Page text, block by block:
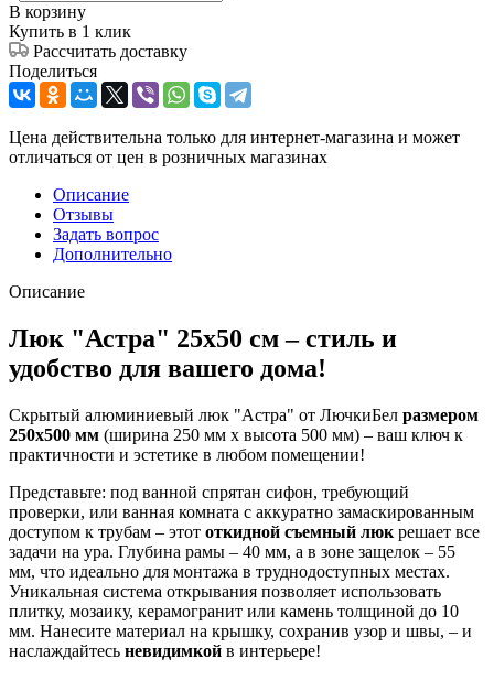
В корзину
Купить в 1 клик
Рассчитать доставку
Поделиться
Цена действительна только для интернет-магазина и может
отличаться от цен в розничных магазинах
Описание
Отзывы
Задать вопрос
Дополнительно
Описание
Люк "Астра" 25х50 см – стиль и
удобство для вашего дома!
Скрытый алюминиевый люк "Астра" от ЛючкиБел размером
250х500 мм (ширина 250 мм х высота 500 мм) – ваш ключ к
практичности и эстетике в любом помещении!
Представьте: под ванной спрятан сифон, требующий
проверки, или ванная комната с аккуратно замаскированным
доступом к трубам – этот откидной съемный люк решает все
задачи на ура. Глубина рамы – 40 мм, а в зоне защелок – 55
мм, что идеально для монтажа в труднодоступных местах.
Уникальная система открывания позволяет использовать
плитку, мозаику, керамогранит или камень толщиной до 10
мм. Нанесите материал на крышку, сохранив узор и швы, – и
наслаждайтесь невидимкой в интерьере!